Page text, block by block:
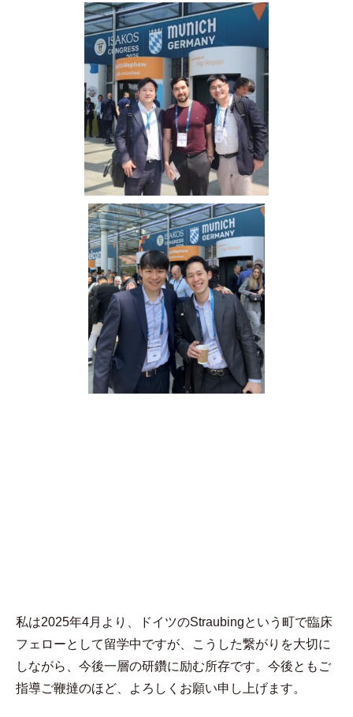
私は2025年4月より、ドイツのStraubingという町で臨床
フェローとして留学中ですが、こうした繋がりを大切に
しながら、今後一層の研鑽に励む所存です。今後ともご
指導ご鞭撻のほど、よろしくお願い申し上げます。